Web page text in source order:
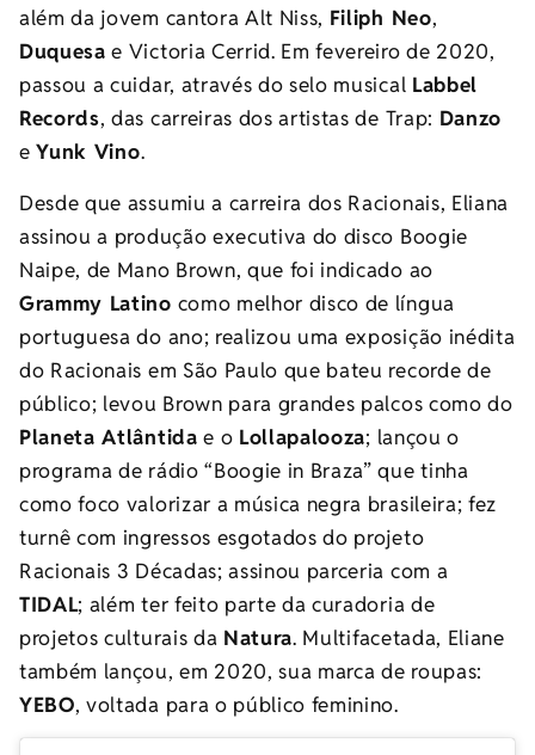
além da jovem cantora Alt Niss, Filiph Neo,
Duquesa e Victoria Cerrid. Em fevereiro de 2020,
passou a cuidar, através do selo musical Labbel
Records, das carreiras dos artistas de Trap: Danzo
eYunk Vino.
Desde que assumiu a carreira dos Racionais, Eliana
assinou a produção executiva do disco Boogie
Naipe, de Mano Brown, que foi indicado ao
Grammy Latino como melhor disco de língua
portuguesa do ano; realizou uma exposição inédita
do Racionais em São Paulo que bateu recorde de
público; levou Brown para grandes palcos como do
Planeta Atlântida e o Lollapalooza; lançou o
programa de rádio “Boogie in Braza” que tinha
como foco valorizar a música negra brasileira; fez
turnê com ingressos esgotados do projeto
Racionais 3 Décadas; assinou parceria com a
TIDAL; além ter feito parte da curadoria de
projetos culturais da Natura. Multifacetada, Eliane
também lançou, em 2020, sua marca de roupas:
YEBO, voltada para o público feminino.